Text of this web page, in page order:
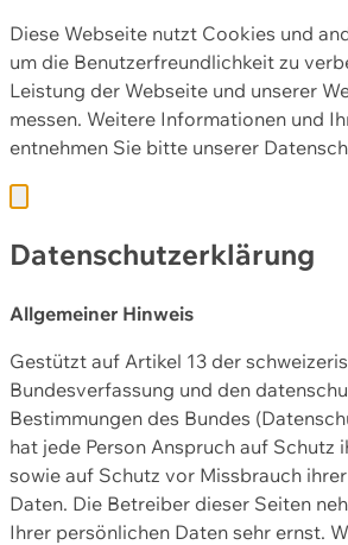
Diese Webseite nutzt Cookies und
um die Benutzerfreundlichkeit zu
Leistung der Webseite und unserer
messen. Weitere Informationen und
entnehmen Sie bitte unserer
Datenschutzerklärung
Allgemeiner Hinweis
Gestützt auf Artikel 13 der
Bundesverfassung und den
Bestimmungen des Bundes
hat jede Person Anspruch auf Schutz
sowie auf Schutz vor Missbrauch
Daten. Die Betreiber dieser Seiten
Ihrer persönlichen Daten sehr ernst.